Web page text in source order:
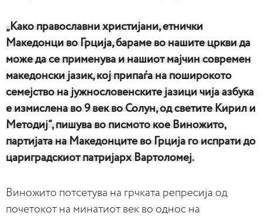
„Како православни христијани, етнички
Македонци во Грција, бараме во нашите цркви да
може да се применува и нашиот мајчин современ
македонски јазик, кој припаѓа на поширокото
семејство на јужнословенските јазици чија азбука
е измислена во 9 век во Солун, од светите Кирил и
Методиј“, пишува во писмото кое Виножито,
партијата на Македонците во Грција го испрати до
цариградскиот патријарх Вартоломеј.
Виножито потсетува на грчката репресија од
почетокот на минатиот век во однос на